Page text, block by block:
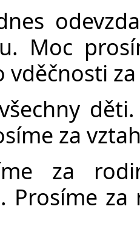
Moc
vděčnosti
za
za
Prosíme